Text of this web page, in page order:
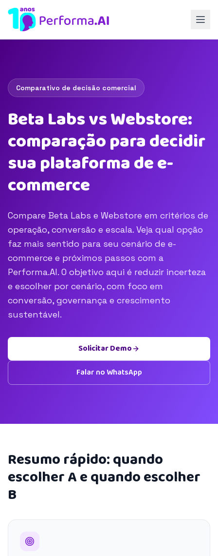
Comparativo de decisão comercial
Beta Labs vs Webstore:
comparação para decidir
sua plataforma de e-
commerce
Compare Beta Labs e Webstore em critérios de
operação, conversão e escala. Veja qual opção
faz mais sentido para seu cenário de e-
commerce e próximos passos com a
Performa.AI. O objetivo aqui é reduzir incerteza
e escolher por cenário, com foco em
conversão, governança e crescimento
sustentável.
Solicitar Demo
Falar no WhatsApp
Resumo rápido: quando
escolher A e quando escolher
B